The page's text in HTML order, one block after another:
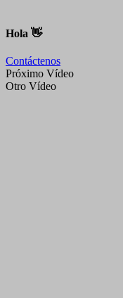
Hola 👋
Contáctenos
Próximo Vídeo
Otro Vídeo